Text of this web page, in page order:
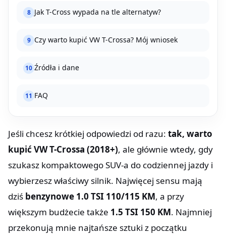
8 Jak T-Cross wypada na tle alternatyw?
9 Czy warto kupić VW T-Crossa? Mój wniosek
10 Źródła i dane
11 FAQ
Jeśli chcesz krótkiej odpowiedzi od razu: tak, warto
kupić VW T-Crossa (2018+), ale głównie wtedy, gdy
szukasz kompaktowego SUV-a do codziennej jazdy i
wybierzesz właściwy silnik. Najwięcej sensu mają
dziś benzynowe 1.0 TSI 110/115 KM, a przy
większym budżecie także 1.5 TSI 150 KM. Najmniej
przekonują mnie najtańsze sztuki z początku